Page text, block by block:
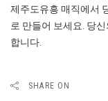
제주도유흥 매직에서
로 만들어 보세요. 당
합니다.
SHARE ON